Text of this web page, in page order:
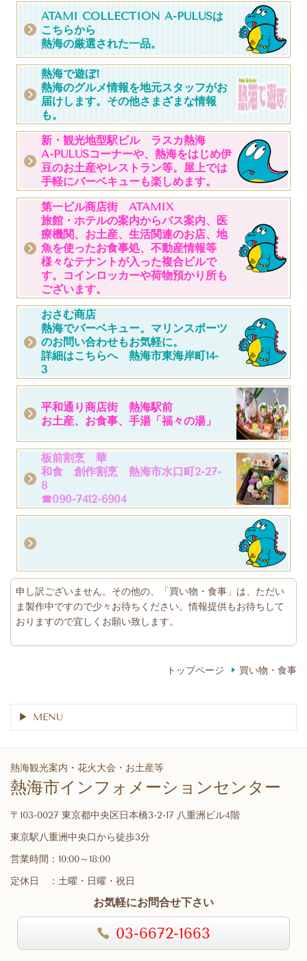
ATAMI COLLECTION A-PULUSは
こちらから
熱海の厳選された一品。
熱海で遊ぼ!
熱海のグルメ情報を地元スタッフがお
届けします。その他さまざまな情報
も。
新・観光地型駅ビル ラスカ熱海
A-PULUSコーナーや、熱海をはじめ伊
豆のお土産やレストラン等。屋上では
手軽にバーベキューも楽しめます。
第一ビル商店街 ATAMIX
旅館・ホテルの案内からバス案内、医
療機関、お土産、生活関連のお店、地
魚を使ったお食事処、不動産情報等
様々なテナントが入った複合ビルで
す。コインロッカーや荷物預かり所も
ございます。
おさむ商店
熱海でバーベキュー。マリンスポーツ
のお問い合わせもお気軽に。
詳細はこちらへ 熱海市東海岸町14-
3
平和通り商店街 熱海駅前
お土産、お食事、手湯「福々の湯」
板前割烹 華
和食 創作割烹 熱海市水口町2-27-
8
☎090-7412-6904
申し訳ございません。その他の、「買い物・食事」は、ただい
ま製作中ですので少々お待ちください。情報提供もお待ちして
おりますので宜しくお願い致します。
トップページ 買い物・食事
MENU
熱海観光案内・花火大会・お土産等
熱海市インフォメーションセンター
〒103-0027 東京都中央区日本橋3-2-17 八重洲ビル4階
東京駅八重洲中央口から徒歩3分
営業時間：10:00～18:00
定休日 ：土曜・日曜・祝日
お気軽にお問合せ下さい
03-6672-1663